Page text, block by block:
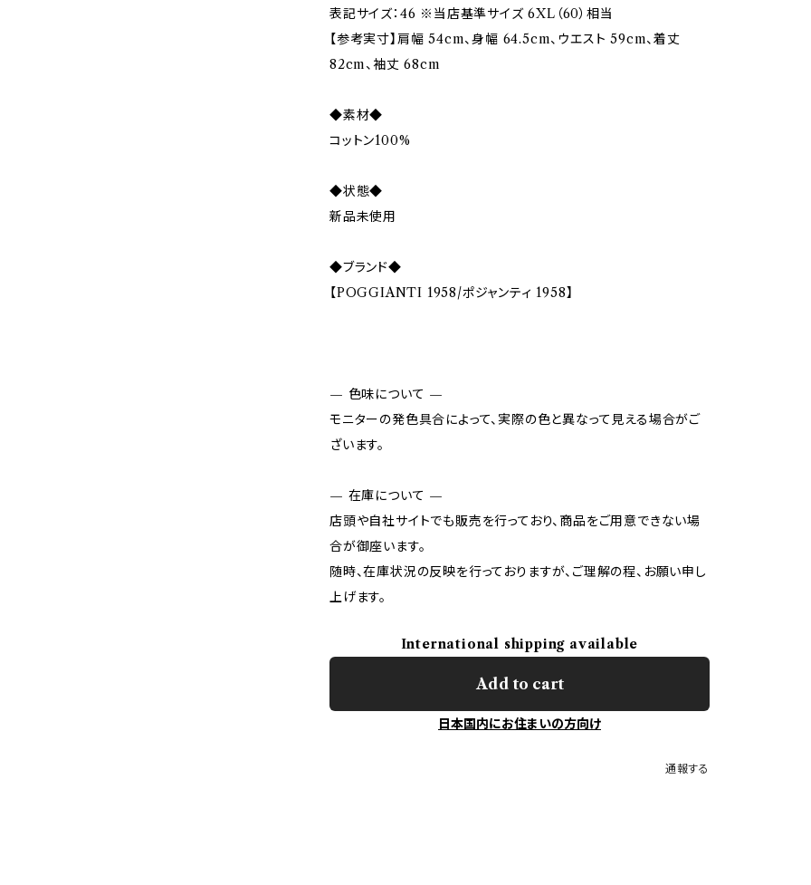
表記サイズ：46 ※当店基準サイズ 6XL（60）相当
【参考実寸】肩幅 54cm、身幅 64.5cm、ウエスト 59cm、着丈
82cm、袖丈 68cm
◆素材◆
コットン100%
◆状態◆
新品未使用
◆ブランド◆
【POGGIANTI 1958/ポジャンティ 1958】
— 色味について —
モニターの発色具合によって、実際の色と異なって見える場合がご
ざいます。
— 在庫について —
店頭や自社サイトでも販売を行っており、商品をご用意できない場
合が御座います。
随時、在庫状況の反映を行っておりますが、ご理解の程、お願い申し
上げます。
International shipping available
Add to cart
日本国内にお住まいの方向け
通報する